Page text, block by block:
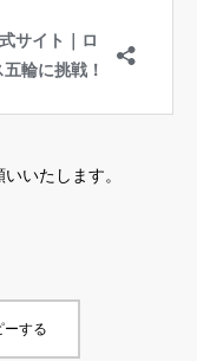
いたします。
ーする